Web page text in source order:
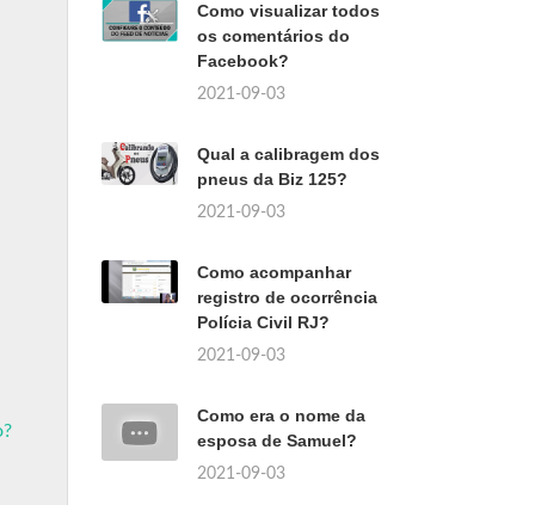
Como visualizar todos
os comentários do
Facebook?
2021-09-03
Qual a calibragem dos
pneus da Biz 125?
2021-09-03
Como acompanhar
registro de ocorrência
Polícia Civil RJ?
2021-09-03
Como era o nome da
esposa de Samuel?
2021-09-03